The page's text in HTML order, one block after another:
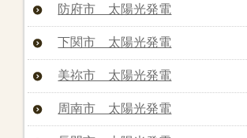
防府市 太陽光発電
下関市 太陽光発電
美祢市 太陽光発電
周南市 太陽光発電